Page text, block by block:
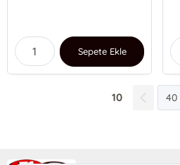
Sepete Ekle
10